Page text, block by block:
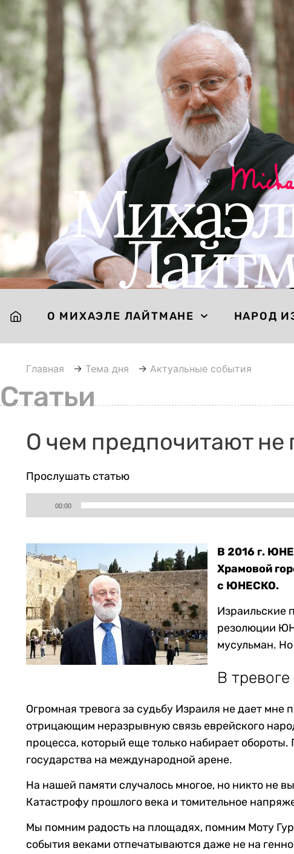
О МИХАЭЛЕ ЛАЙТМАНЕ НАРОД
Главная → Тема дня → Актуальные события
Статьи
О чем предпочитают не
Прослушать статью
Аудиоплеер
00:00
В 2016 г.
Храмовой
с ЮНЕСКО.
Израильские
резолюции
мусульман.
В
Огромная тревога за судьбу Израиля не дает
отрицающим неразрывную связь еврейского
процесса, который еще только набирает
государства на международной арене.
На нашей памяти случалось многое, но никто не
Катастрофу прошлого века и томительное
Мы помним радость на площадях, помним Моту
события веками отпечатываются даже не на